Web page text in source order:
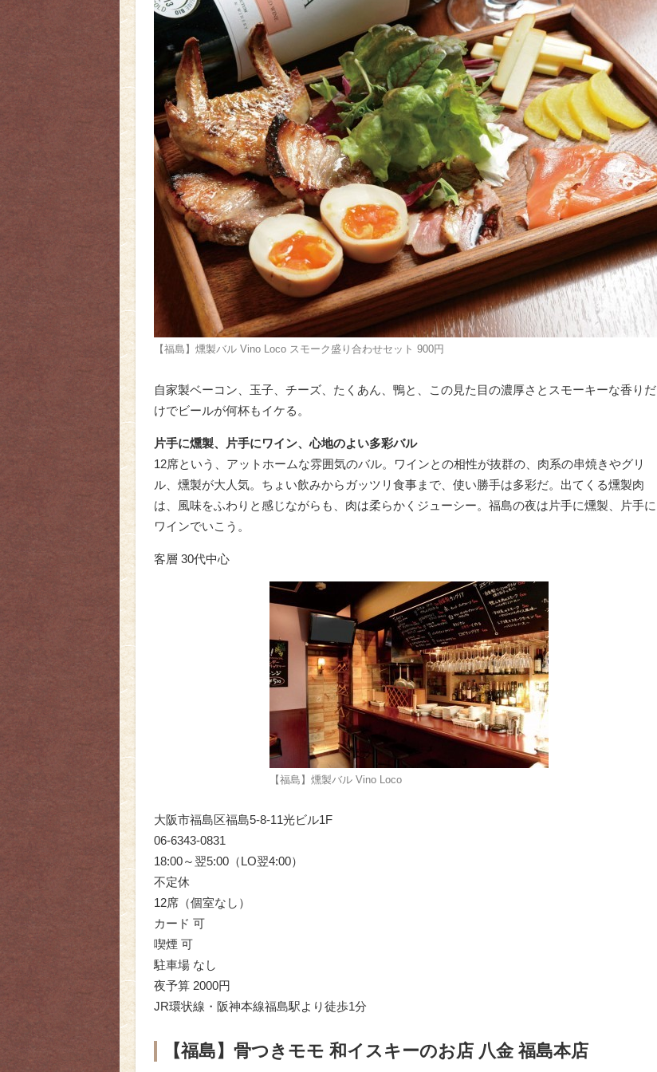
【福島】燻製バル Vino Loco スモーク盛り合わせセット 900円
自家製ベーコン、玉子、チーズ、たくあん、鴨と、この見た目の濃厚さとスモーキーな香りだ
けでビールが何杯もイケる。
片手に燻製、片手にワイン、心地のよい多彩バル
12席という、アットホームな雰囲気のバル。ワインとの相性が抜群の、肉系の串焼きやグリ
ル、燻製が大人気。ちょい飲みからガッツリ食事まで、使い勝手は多彩だ。出てくる燻製肉
は、風味をふわりと感じながらも、肉は柔らかくジューシー。福島の夜は片手に燻製、片手に
ワインでいこう。
客層 30代中心
【福島】燻製バル Vino Loco
大阪市福島区福島5-8-11光ビル1F
06-6343-0831
18:00～翌5:00（LO翌4:00）
不定休
12席（個室なし）
カード 可
喫煙 可
駐車場 なし
夜予算 2000円
JR環状線・阪神本線福島駅より徒歩1分
【福島】骨つきモモ 和イスキーのお店 八金 福島本店